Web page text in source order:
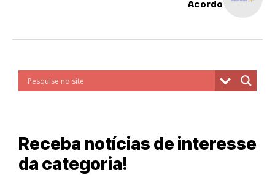
Acordo
Receba notícias de interesse
da categoria!